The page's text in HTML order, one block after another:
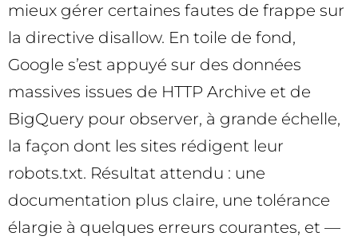
mieux gérer certaines fautes de frappe sur
la directive disallow. En toile de fond,
Google s’est appuyé sur des données
massives issues de HTTP Archive et de
BigQuery pour observer, à grande échelle,
la façon dont les sites rédigent leur
robots.txt. Résultat attendu : une
documentation plus claire, une tolérance
élargie à quelques erreurs courantes, et —